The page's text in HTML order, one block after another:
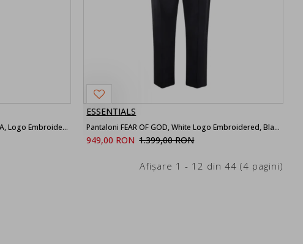
Pantaloni trening DOLCE & GABBANA, Logo Embroidered, Men, Black
ESSENTIALS
Pantaloni FEAR OF GOD, White Logo Embroidered, Black
949,00 RON 1.399,00 RON
Afişare 1 - 12 din 44 (4 pagini)